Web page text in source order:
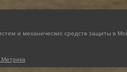
и механических средств защиты в